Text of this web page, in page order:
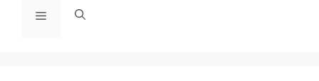
فهرست